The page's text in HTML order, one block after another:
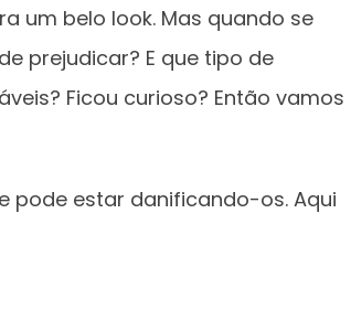
um belo look. Mas quando se
prejudicar? E que tipo de
Ficou curioso? Então vamos
pode estar danificando-os. Aqui